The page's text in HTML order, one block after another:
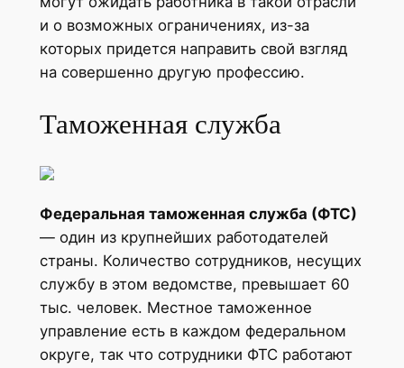
и о возможных ограничениях, из-за
которых придется направить свой взгляд
на совершенно другую профессию.
Таможенная служба
Федеральная таможенная служба (ФТС)
— один из крупнейших работодателей
страны. Количество сотрудников, несущих
службу в этом ведомстве, превышает 60
тыс. человек. Местное таможенное
управление есть в каждом федеральном
округе, так что сотрудники ФТС работают